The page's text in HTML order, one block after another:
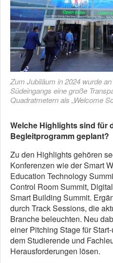
Zum Jubiläum in 2024 wurde
Südeingangs eine große
Quadratmetern als „Welcome
Welche Highlights sind für
Begleitprogramm geplant?
Zu den Highlights gehören
Konferenzen wie der Smart
Education Technology
Control Room Summit,
Smart Building Summit.
durch Track Sessions, die
Branche beleuchten. Neu
einer Pitching Stage für
dem Studierende und
Herausforderungen lösen.